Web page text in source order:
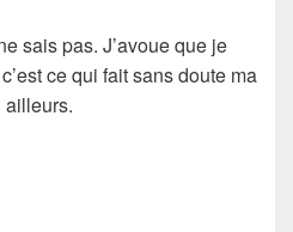
sais pas. J’avoue que je
ce qui fait sans doute ma